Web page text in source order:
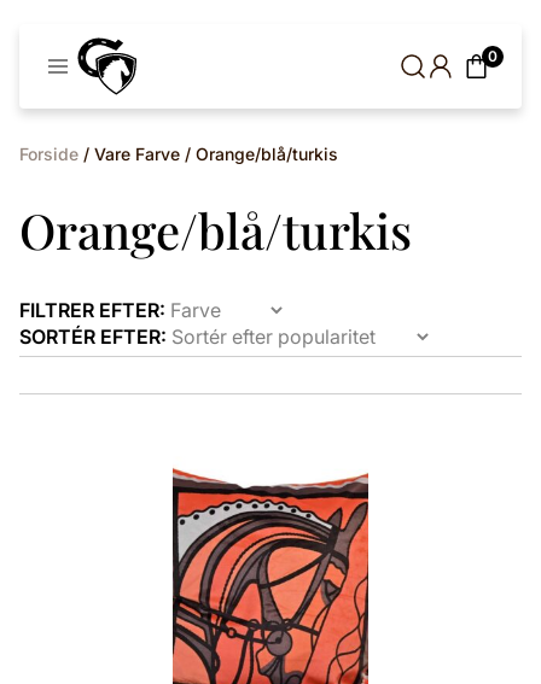
0
Forside / Vare Farve / Orange/blå/turkis
Orange/blå/turkis
FILTRER EFTER:
SORTÉR EFTER: